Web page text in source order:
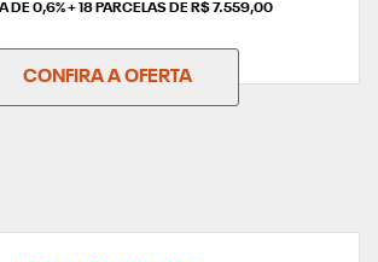
DE 0,6% + 18 PARCELAS DE R$ 7.559,00
CONFIRA A OFERTA